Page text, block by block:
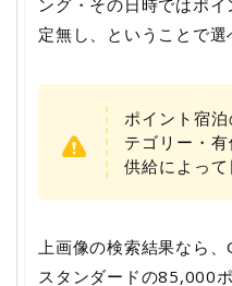
定無し、ということで選
ポイント宿
テゴリー・
供給によっ
上画像の検索結果なら
スタンダードの85,000